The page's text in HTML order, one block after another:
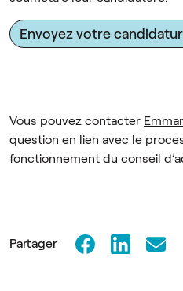
Envoyez votre
Vous pouvez contacter
question en lien avec le
fonctionnement du conseil
Partager